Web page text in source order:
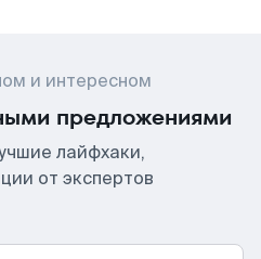
и интересном
предложениями
лайфхаки,
от экспертов